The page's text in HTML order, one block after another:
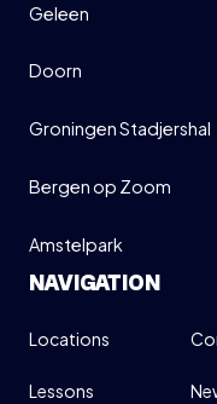
Geleen
Doorn
Groningen Stadjershal
Bergen op Zoom
Amstelpark
NAVIGATION
Locations
Lessons